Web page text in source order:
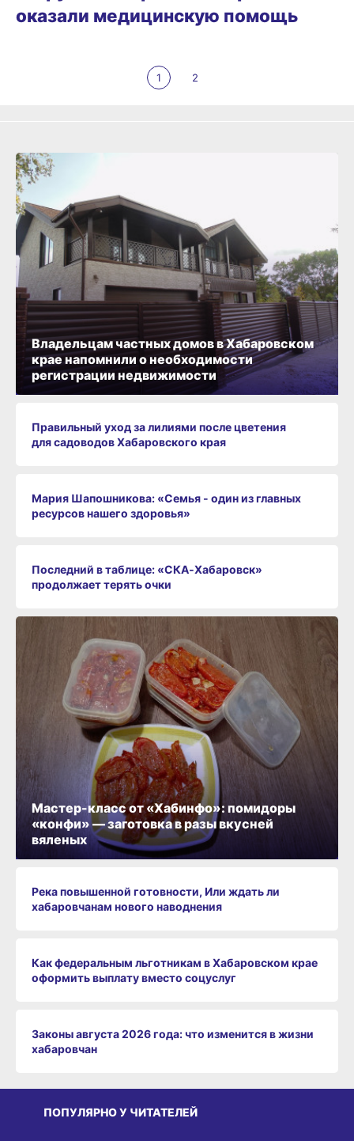
оказали медицинскую помощь
1 2
Владельцам частных домов в Хабаровском
крае напомнили о необходимости
регистрации недвижимости
Правильный уход за лилиями после цветения
для садоводов Хабаровского края
Мария Шапошникова: «Семья - один из главных
ресурсов нашего здоровья»
Последний в таблице: «СКА‑Хабаровск»
продолжает терять очки
Река повышенной готовности, Или ждать ли
хабаровчанам нового наводнения
Как федеральным льготникам в Хабаровском крае
оформить выплату вместо соцуслуг
Законы августа 2026 года: что изменится в жизни
хабаровчан
Мастер-класс от «Хабинфо»: помидоры
«конфи» — заготовка в разы вкусней
вяленых
ПОПУЛЯРНО У ЧИТАТЕЛЕЙ